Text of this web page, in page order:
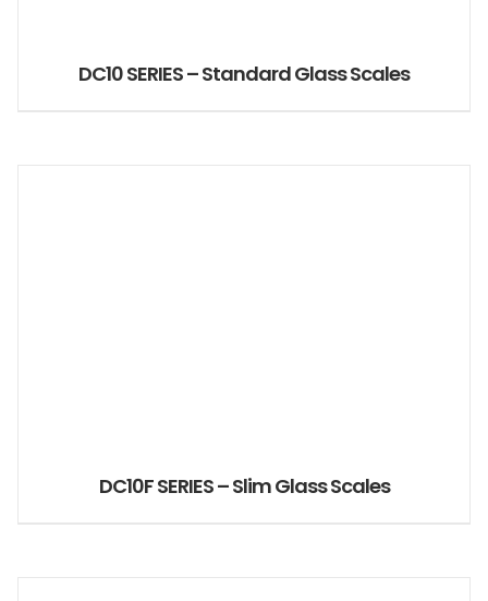
DC10 SERIES – Standard Glass Scales
DC10F SERIES – Slim Glass Scales